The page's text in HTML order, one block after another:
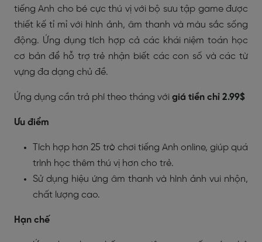
tiếng Anh cho bé cực thú vị với bộ sưu tập game được
thiết kế tỉ mỉ với hình ảnh, âm thanh và màu sắc sống
động. Ứng dụng tích hợp cả các khái niệm toán học
cơ bản để hỗ trợ trẻ nhận biết các con số và các từ
vựng đa dạng chủ đề.
Ứng dụng cần trả phí theo tháng với giá tiền chỉ 2.99$
Ưu điểm
Tích hợp hơn 25 trò chơi tiếng Anh online, giúp quá
trình học thêm thú vị hơn cho trẻ.
Sử dụng hiệu ứng âm thanh và hình ảnh vui nhộn,
chất lượng cao.
Hạn chế